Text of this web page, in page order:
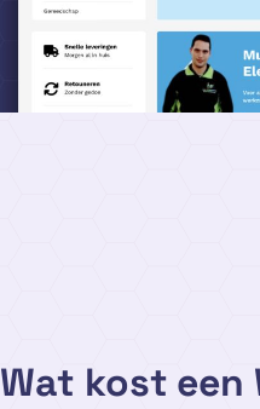
Wat kost een